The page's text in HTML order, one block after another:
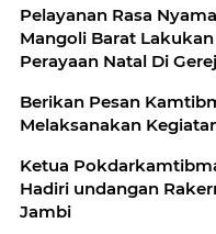
Pelayanan Rasa
Mangoli Barat
Perayaan Natal Di
Berikan Pesan
Melaksanakan
Ketua
Hadiri undangan
Jambi